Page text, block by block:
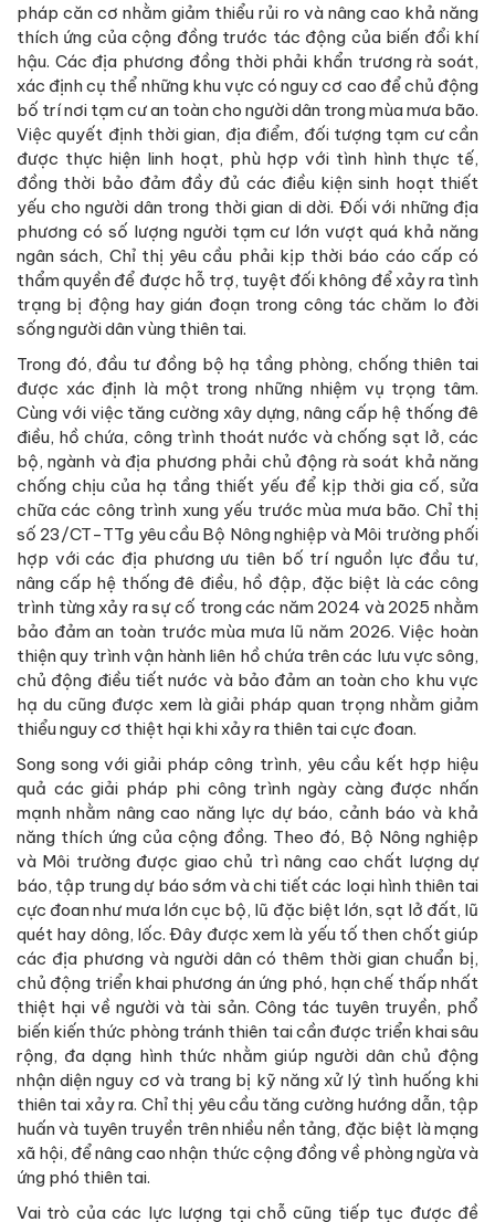
pháp căn cơ nhằm giảm thiểu rủi ro và nâng cao khả năng
thích ứng của cộng đồng trước tác động của biến đổi khí
hậu. Các địa phương đồng thời phải khẩn trương rà soát,
xác định cụ thể những khu vực có nguy cơ cao để chủ động
bố trí nơi tạm cư an toàn cho người dân trong mùa mưa bão.
Việc quyết định thời gian, địa điểm, đối tượng tạm cư cần
được thực hiện linh hoạt, phù hợp với tình hình thực tế,
đồng thời bảo đảm đầy đủ các điều kiện sinh hoạt thiết
yếu cho người dân trong thời gian di dời. Đối với những địa
phương có số lượng người tạm cư lớn vượt quá khả năng
ngân sách, Chỉ thị yêu cầu phải kịp thời báo cáo cấp có
thẩm quyền để được hỗ trợ, tuyệt đối không để xảy ra tình
trạng bị động hay gián đoạn trong công tác chăm lo đời
sống người dân vùng thiên tai.
Trong đó, đầu tư đồng bộ hạ tầng phòng, chống thiên tai
được xác định là một trong những nhiệm vụ trọng tâm.
Cùng với việc tăng cường xây dựng, nâng cấp hệ thống đê
điều, hồ chứa, công trình thoát nước và chống sạt lở, các
bộ, ngành và địa phương phải chủ động rà soát khả năng
chống chịu của hạ tầng thiết yếu để kịp thời gia cố, sửa
chữa các công trình xung yếu trước mùa mưa bão. Chỉ thị
số 23/CT-TTg yêu cầu Bộ Nông nghiệp và Môi trường phối
hợp với các địa phương ưu tiên bố trí nguồn lực đầu tư,
nâng cấp hệ thống đê điều, hồ đập, đặc biệt là các công
trình từng xảy ra sự cố trong các năm 2024 và 2025 nhằm
bảo đảm an toàn trước mùa mưa lũ năm 2026. Việc hoàn
thiện quy trình vận hành liên hồ chứa trên các lưu vực sông,
chủ động điều tiết nước và bảo đảm an toàn cho khu vực
hạ du cũng được xem là giải pháp quan trọng nhằm giảm
thiểu nguy cơ thiệt hại khi xảy ra thiên tai cực đoan.
Song song với giải pháp công trình, yêu cầu kết hợp hiệu
quả các giải pháp phi công trình ngày càng được nhấn
mạnh nhằm nâng cao năng lực dự báo, cảnh báo và khả
năng thích ứng của cộng đồng. Theo đó, Bộ Nông nghiệp
và Môi trường được giao chủ trì nâng cao chất lượng dự
báo, tập trung dự báo sớm và chi tiết các loại hình thiên tai
cực đoan như mưa lớn cục bộ, lũ đặc biệt lớn, sạt lở đất, lũ
quét hay dông, lốc. Đây được xem là yếu tố then chốt giúp
các địa phương và người dân có thêm thời gian chuẩn bị,
chủ động triển khai phương án ứng phó, hạn chế thấp nhất
thiệt hại về người và tài sản. Công tác tuyên truyền, phổ
biến kiến thức phòng tránh thiên tai cần được triển khai sâu
rộng, đa dạng hình thức nhằm giúp người dân chủ động
nhận diện nguy cơ và trang bị kỹ năng xử lý tình huống khi
thiên tai xảy ra. Chỉ thị yêu cầu tăng cường hướng dẫn, tập
huấn và tuyên truyền trên nhiều nền tảng, đặc biệt là mạng
xã hội, để nâng cao nhận thức cộng đồng về phòng ngừa và
ứng phó thiên tai.
Vai trò của các lực lượng tại chỗ cũng tiếp tục được đề